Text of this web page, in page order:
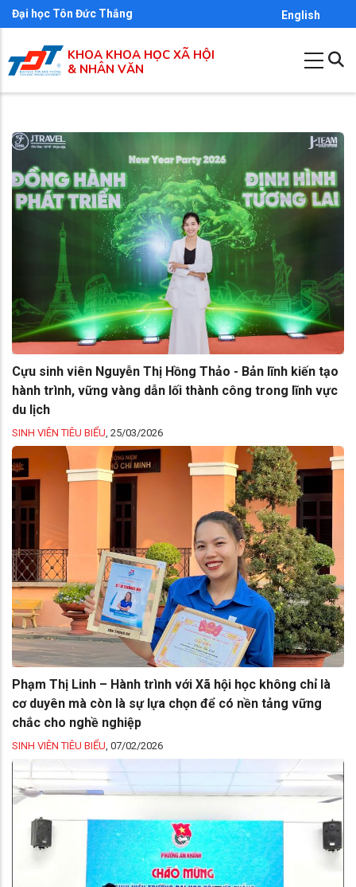
Nhảy
đến
nội
dung
Đại học Tôn Đức Thắng English
KHOA KHOA HỌC XÃ HỘI
& NHÂN VĂN
Cựu sinh viên Nguyễn Thị Hồng Thảo - Bản lĩnh kiến tạo
hành trình, vững vàng dẫn lối thành công trong lĩnh vực
du lịch
SINH VIÊN TIÊU BIỂU 25/03/2026
Phạm Thị Linh – Hành trình với Xã hội học không chỉ là
cơ duyên mà còn là sự lựa chọn để có nền tảng vững
chắc cho nghề nghiệp
SINH VIÊN TIÊU BIỂU, 07/02/2026